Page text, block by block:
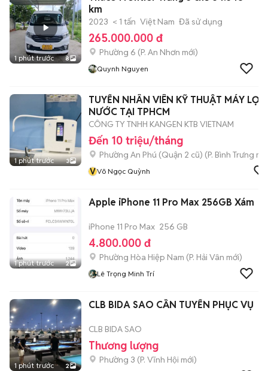
1 phút trước 8
km
2023 < 1 tấn Việt Nam Đã sử dụng
265.000.000 đ
Phường 6 (P. An Nhơn mới)
Quynh Nguyen
1 phút trước 3
TUYỂN NHÂN VIÊN KỸ THUẬT MÁY LỌC
NƯỚC TẠI TPHCM
CÔNG TY TNHH KANGEN KTB VIETNAM
Đến 10 triệu/tháng
Phường An Phú (Quận 2 cũ) (P. Bình Trưng
VVõ Ngọc Quỳnh
1 phút trước 2
Apple iPhone 11 Pro Max 256GB Xám
iPhone 11 Pro Max 256 GB
4.800.000 đ
Phường Hòa Hiệp Nam (P. Hải Vân mới)
Lê Trọng Minh Trí
1 phút trước 2
CLB BIDA SAO CẦN TUYỂN PHỤC VỤ
CLB BIDA SAO
Thương lượng
Phường 3 (P. Vĩnh Hội mới)